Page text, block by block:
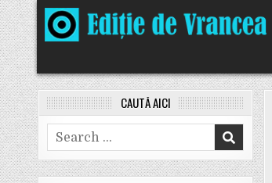
Skip
to
content
CAUTĂ AICI
Search
for: